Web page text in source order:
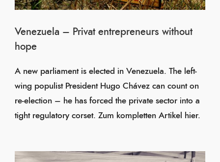
Venezuela – Privat entrepreneurs without
hope
A new parliament is elected in Venezuela. The left-
wing populist President Hugo Chávez can count on
re-election – he has forced the private sector into a
tight regulatory corset. Zum kompletten Artikel hier.